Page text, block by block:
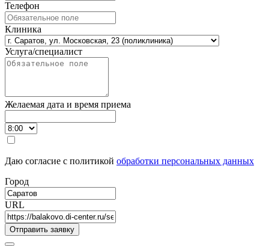
Телефон
Клиника
Услуга/специалист
Желаемая дата и время приема
Даю согласие с политикой обработки персональных данных
Город
URL